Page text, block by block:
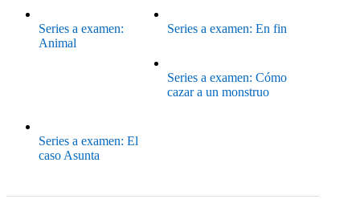
Series a examen:
Animal
Series a examen: En fin
Series a examen: Cómo
cazar a un monstruo
Series a examen: El
caso Asunta